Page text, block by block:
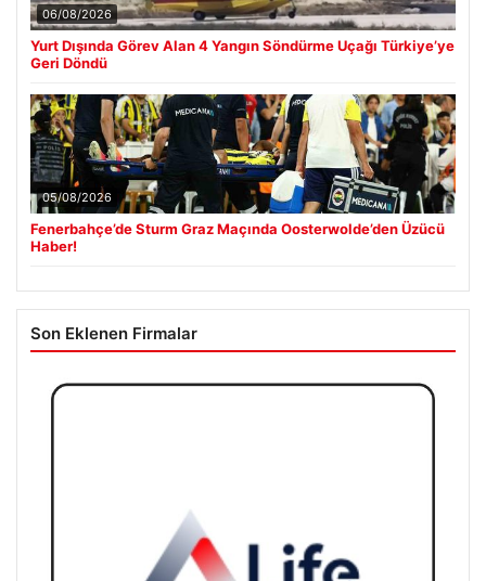
06/08/2026
Yurt Dışında Görev Alan 4 Yangın Söndürme Uçağı Türkiye’ye
Geri Döndü
05/08/2026
Fenerbahçe’de Sturm Graz Maçında Oosterwolde’den Üzücü
Haber!
Son Eklenen Firmalar